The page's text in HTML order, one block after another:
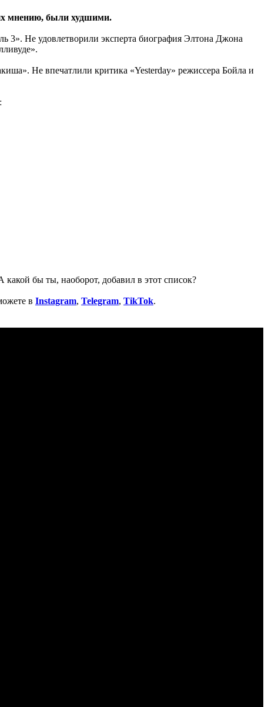
мнению, были худшими.
Не удовлетворили эксперта биография Элтона Джона
Не впечатлили критика «Yesterday» режиссера Бойла и
бы ты, наоборот, добавил в этот список?
в Instagram, Telegram, TikTok.